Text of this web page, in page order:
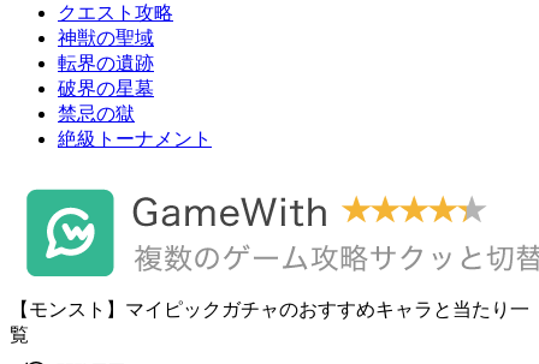
クエスト攻略
神獣の聖域
転界の遺跡
破界の星墓
禁忌の獄
絶級トーナメント
【モンスト】マイピックガチャのおすすめキャラと当たり一
覧